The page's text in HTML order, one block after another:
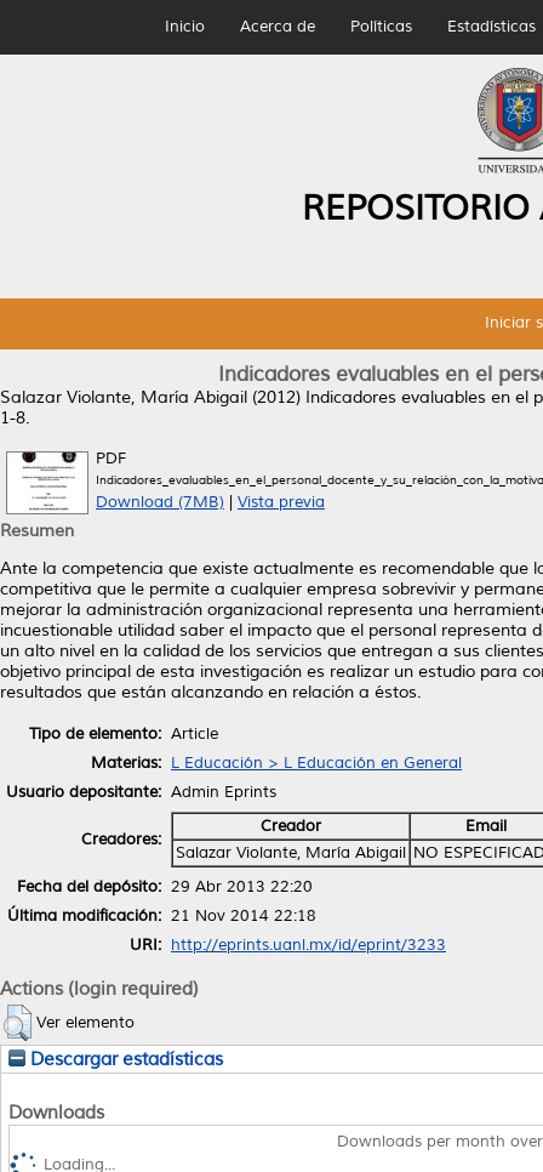
Inicio Acerca de Políticas Estadísticas
Iniciar
Indicadores evaluables en el
Salazar Violante, María Abigail (2012) Indicadores evaluables en el
1-8.
PDF
Download (7MB) Vista previa
Resumen
Ante la competencia que existe actualmente es recomendable
competitiva que le permite a cualquier empresa sobrevivir y
mejorar la administración organizacional representa una
incuestionable utilidad saber el impacto que el personal
un alto nivel en la calidad de los servicios que entregan a sus
objetivo principal de esta investigación es realizar un estudio para
resultados que están alcanzando en relación a éstos.
Tipo de elemento: Article
Materias: L Educación > L Educación en General
Usuario depositante: Admin Eprints
Creadores:
Creador
Email
Salazar Violante, María Abigail NO
Fecha del depósito: 29 Abr 2013 22:20
Última modificación: 21 Nov 2014 22:18
URI: http://eprints.uanl.mx/id/eprint/3233
Actions (login required)
Ver elemento
Descargar estadísticas
Downloads
Downloads per month
Loading...